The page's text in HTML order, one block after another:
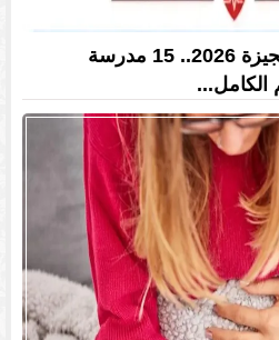
مدارس التمريض في الجيزة 2026.. 15 مدرسة
الكامل...